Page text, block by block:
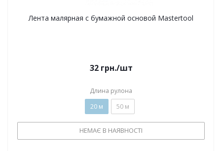
Лента малярная с бумажной основой Mastertool
32грн./шт
Длина рулона
20 м 50 м
НЕМАЄ В НАЯВНОСТІ